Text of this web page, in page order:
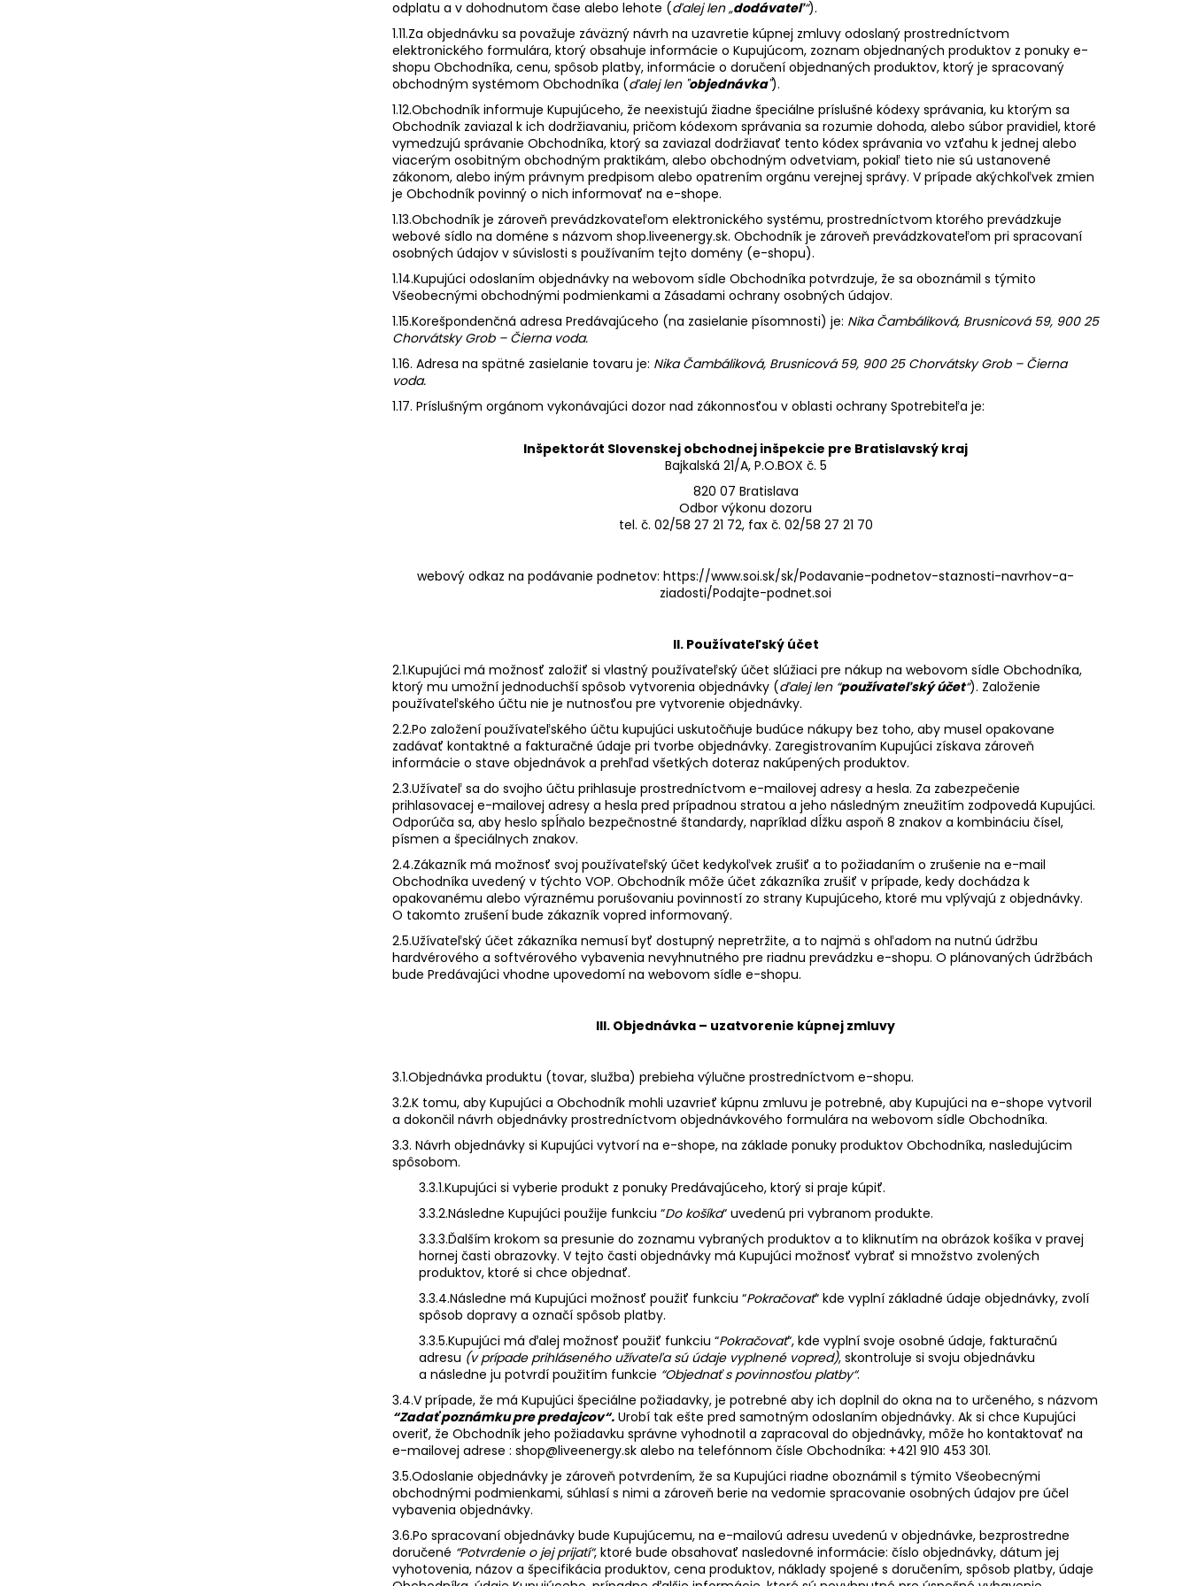
odplatu a v dohodnutom čase alebo lehote (ďalej len „dodávateľ“).
1.11.Za objednávku sa považuje záväzný návrh na uzavretie kúpnej zmluvy odoslaný prostredníctvom
elektronického formulára, ktorý obsahuje informácie o Kupujúcom, zoznam objednaných produktov z ponuky e-
shopu Obchodníka, cenu, spôsob platby, informácie o doručení objednaných produktov, ktorý je spracovaný
obchodným systémom Obchodníka (ďalej len "objednávka").
1.12.Obchodník informuje Kupujúceho, že neexistujú žiadne špeciálne príslušné kódexy správania, ku ktorým sa
Obchodník zaviazal k ich dodržiavaniu, pričom kódexom správania sa rozumie dohoda, alebo súbor pravidiel, ktoré
vymedzujú správanie Obchodníka, ktorý sa zaviazal dodržiavať tento kódex správania vo vzťahu k jednej alebo
viacerým osobitným obchodným praktikám, alebo obchodným odvetviam, pokiaľ tieto nie sú ustanovené
zákonom, alebo iným právnym predpisom alebo opatrením orgánu verejnej správy. V prípade akýchkoľvek zmien
je Obchodník povinný o nich informovať na e-shope.
1.13.Obchodník je zároveň prevádzkovateľom elektronického systému, prostredníctvom ktorého prevádzkuje
webové sídlo na doméne s názvom shop.liveenergy.sk. Obchodník je zároveň prevádzkovateľom pri spracovaní
osobných údajov v súvislosti s používaním tejto domény (e-shopu).
1.14.Kupujúci odoslaním objednávky na webovom sídle Obchodníka potvrdzuje, že sa oboznámil s týmito
Všeobecnými obchodnými podmienkami a Zásadami ochrany osobných údajov.
1.15.Korešpondenčná adresa Predávajúceho (na zasielanie písomnosti) je: Nika Čambáliková, Brusnicová 59, 900 25
Chorvátsky Grob – Čierna voda.
1.16. Adresa na spätné zasielanie tovaru je: Nika Čambáliková, Brusnicová 59, 900 25 Chorvátsky Grob – Čierna
voda.
1.17. Príslušným orgánom vykonávajúci dozor nad zákonnosťou v oblasti ochrany Spotrebiteľa je:
Inšpektorát Slovenskej obchodnej inšpekcie pre Bratislavský kraj
Bajkalská 21/A, P.O.BOX č. 5
820 07 Bratislava
Odbor výkonu dozoru
tel. č. 02/58 27 21 72, fax č. 02/58 27 21 70
webový odkaz na podávanie podnetov: https://www.soi.sk/sk/Podavanie-podnetov-staznosti-navrhov-a-
ziadosti/Podajte-podnet.soi
II. Používateľský účet
2.1.Kupujúci má možnosť založiť si vlastný používateľský účet slúžiaci pre nákup na webovom sídle Obchodníka,
ktorý mu umožní jednoduchší spôsob vytvorenia objednávky (ďalej len “používateľský účet“). Založenie
používateľského účtu nie je nutnosťou pre vytvorenie objednávky.
2.2.Po založení používateľského účtu kupujúci uskutočňuje budúce nákupy bez toho, aby musel opakovane
zadávať kontaktné a fakturačné údaje pri tvorbe objednávky. Zaregistrovaním Kupujúci získava zároveň
informácie o stave objednávok a prehľad všetkých doteraz nakúpených produktov.
2.3.Užívateľ sa do svojho účtu prihlasuje prostredníctvom e-mailovej adresy a hesla. Za zabezpečenie
prihlasovacej e-mailovej adresy a hesla pred prípadnou stratou a jeho následným zneužitím zodpovedá Kupujúci.
Odporúča sa, aby heslo spĺňalo bezpečnostné štandardy, napríklad dĺžku aspoň 8 znakov a kombináciu čísel,
písmen a špeciálnych znakov.
2.4.Zákazník má možnosť svoj používateľský účet kedykoľvek zrušiť a to požiadaním o zrušenie na e-mail
Obchodníka uvedený v týchto VOP. Obchodník môže účet zákazníka zrušiť v prípade, kedy dochádza k
opakovanému alebo výraznému porušovaniu povinností zo strany Kupujúceho, ktoré mu vplývajú z objednávky.
O takomto zrušení bude zákazník vopred informovaný.
2.5.Užívateľský účet zákazníka nemusí byť dostupný nepretržite, a to najmä s ohľadom na nutnú údržbu
hardvérového a softvérového vybavenia nevyhnutného pre riadnu prevádzku e-shopu. O plánovaných údržbách
bude Predávajúci vhodne upovedomí na webovom sídle e-shopu.
III. Objednávka – uzatvorenie kúpnej zmluvy
3.1.Objednávka produktu (tovar, služba) prebieha výlučne prostredníctvom e-shopu.
3.2.K tomu, aby Kupujúci a Obchodník mohli uzavrieť kúpnu zmluvu je potrebné, aby Kupujúci na e-shope vytvoril
a dokončil návrh objednávky prostredníctvom objednávkového formulára na webovom sídle Obchodníka.
3.3. Návrh objednávky si Kupujúci vytvorí na e-shope, na základe ponuky produktov Obchodníka, nasledujúcim
spôsobom.
3.3.1.Kupujúci si vyberie produkt z ponuky Predávajúceho, ktorý si praje kúpiť.
3.3.2.Následne Kupujúci použije funkciu “Do košíka“ uvedenú pri vybranom produkte.
3.3.3.Ďalším krokom sa presunie do zoznamu vybraných produktov a to kliknutím na obrázok košíka v pravej
hornej časti obrazovky. V tejto časti objednávky má Kupujúci možnosť vybrať si množstvo zvolených
produktov, ktoré si chce objednať.
3.3.4.Následne má Kupujúci možnosť použiť funkciu “Pokračovať“ kde vyplní základné údaje objednávky, zvolí
spôsob dopravy a označí spôsob platby.
3.3.5.Kupujúci má ďalej možnosť použiť funkciu “Pokračovať“, kde vyplní svoje osobné údaje, fakturačnú
adresu (v prípade prihláseného užívateľa sú údaje vyplnené vopred), skontroluje si svoju objednávku
a následne ju potvrdí použitím funkcie “Objednať s povinnosťou platby“.
3.4.V prípade, že má Kupujúci špeciálne požiadavky, je potrebné aby ich doplnil do okna na to určeného, s názvom
“Zadať poznámku pre predajcov“. Urobí tak ešte pred samotným odoslaním objednávky. Ak si chce Kupujúci
overiť, že Obchodník jeho požiadavku správne vyhodnotil a zapracoval do objednávky, môže ho kontaktovať na
e-mailovej adrese : shop@liveenergy.sk alebo na telefónnom čísle Obchodníka: +421 910 453 301.
3.5.Odoslanie objednávky je zároveň potvrdením, že sa Kupujúci riadne oboznámil s týmito Všeobecnými
obchodnými podmienkami, súhlasí s nimi a zároveň berie na vedomie spracovanie osobných údajov pre účel
vybavenia objednávky.
3.6.Po spracovaní objednávky bude Kupujúcemu, na e-mailovú adresu uvedenú v objednávke, bezprostredne
doručené “Potvrdenie o jej prijatí“, ktoré bude obsahovať nasledovné informácie: číslo objednávky, dátum jej
vyhotovenia, názov a špecifikácia produktov, cena produktov, náklady spojené s doručením, spôsob platby, údaje